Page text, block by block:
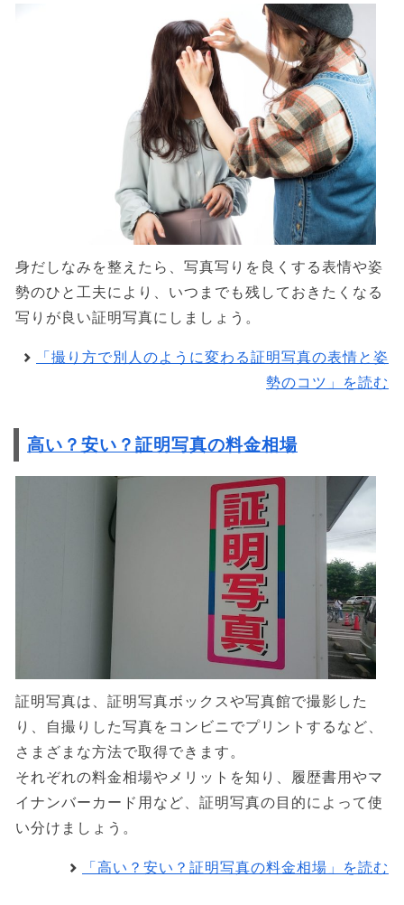
身だしなみを整えたら、写真写りを良くする表情や姿
勢のひと工夫により、いつまでも残しておきたくなる
写りが良い証明写真にしましょう。
「撮り方で別人のように変わる証明写真の表情と姿
勢のコツ」を読む
高い？安い？証明写真の料金相場
証明写真は、証明写真ボックスや写真館で撮影した
り、自撮りした写真をコンビニでプリントするなど、
さまざまな方法で取得できます。
それぞれの料金相場やメリットを知り、履歴書用やマ
イナンバーカード用など、証明写真の目的によって使
い分けましょう。
「高い？安い？証明写真の料金相場」を読む